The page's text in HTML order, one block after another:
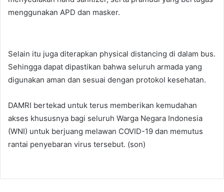
menggunakan APD dan masker.
Selain itu juga diterapkan physical distancing di dalam bus.
Sehingga dapat dipastikan bahwa seluruh armada yang
digunakan aman dan sesuai dengan protokol kesehatan.
DAMRI bertekad untuk terus memberikan kemudahan
akses khususnya bagi seluruh Warga Negara Indonesia
(WNI) untuk berjuang melawan COVID-19 dan memutus
rantai penyebaran virus tersebut. (son)